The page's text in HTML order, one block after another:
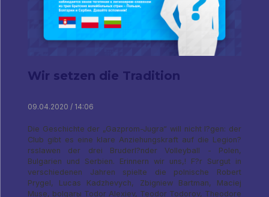
Wir setzen die Tradition
09.04.2020 / 14:06
Die Geschichte der „Gazprom-Jugra“ will nicht l?gen: der
Club gibt es eine klare Anziehungskraft auf die Legion?
rsslawen der drei Bruderl?nder Volleyball - Polen,
Bulgarien und Serbien. Erinnern wir uns,! F?r Surgut in
verschiedenen Jahren spielte die polnische Robert
Prygel, Lucas Kadzhevych, Zbigniew Bartman, Maciej
Muse, bolgarы Todor Alexiev, Teodor Todorov, Theodore